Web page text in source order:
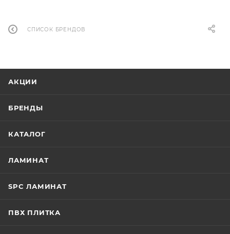
СПИСОК БРЕНДОВ
АКЦИИ
БРЕНДЫ
КАТАЛОГ
ЛАМИНАТ
SPC ЛАМИНАТ
ПВХ ПЛИТКА